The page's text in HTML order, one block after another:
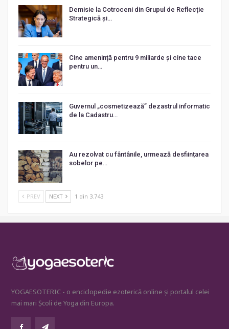
Demisie la Cotroceni din Grupul de Reflecție
Strategică și…
Cine amenință pentru 9 miliarde și cine tace
pentru un…
Guvernul „cosmetizează” dezastrul informatic
de la Cadastru…
Au rezolvat cu fântânile, urmează desființarea
sobelor pe…
PREV NEXT 1 din 3.743
YOGAESOTERIC - o enciclopedie ezoterică online și portalul celei
mai mari Școli de Yoga din Europa.